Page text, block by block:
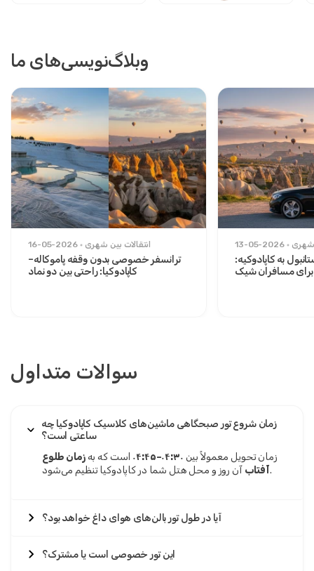
وبلاگ‌نویسی‌های ما
16-05-2026 انتقالات بین شهری
ترانسفر خصوصی بدون وقفه پاموکاله–
کاپادوکیا: راحتی بین دو نماد
13-05-2026 شهری
به کاپادوکیه:
مسافران شیک
سوالات متداول
زمان شروع تور صبحگاهی ماشین‌های کلاسیک کاپادوکیا چه
ساعتی است؟
زمان تحویل معمولاً بین ۰۴:۳۰–۰۴:۴۵ است که بهزمان طلوع
آفتابآن روز و محل هتل شما در کاپادوکیا تنظیم می‌شود.
آیا در طول تور بالن‌های هوای داغ خواهد بود؟
این تور خصوصی است یا مشترک؟